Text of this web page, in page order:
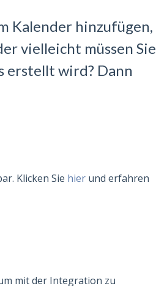
Kalender hinzufügen,
vielleicht müssen Sie
erstellt wird? Dann
Klicken Sie hierund erfahren
mit der Integration zu